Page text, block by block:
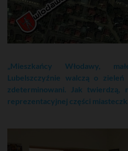
„Mieszkańcy Włodawy,
Lubelszczyźnie walczą o
zdeterminowani. Jak twierdzą,
reprezentacyjnej części